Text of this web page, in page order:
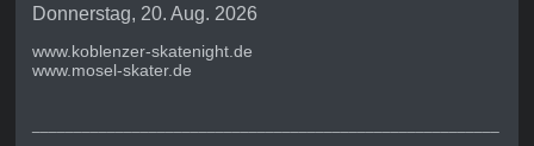
Donnerstag, 20. Aug. 2026
www.koblenzer-skatenight.de
www.mosel-skater.de